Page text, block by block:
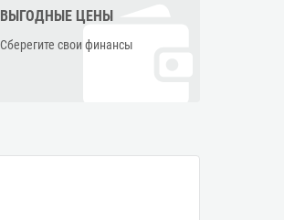
ВЫГОДНЫЕ ЦЕНЫ
Сберегите свои финансы